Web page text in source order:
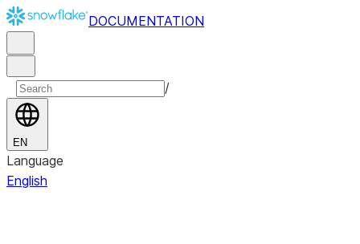
DOCUMENTATION
/
EN
Language
English